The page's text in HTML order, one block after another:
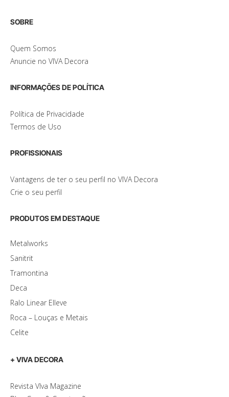
SOBRE
Quem Somos
Anuncie no VIVA Decora
INFORMAÇÕES DE POLÍTICA
Política de Privacidade
Termos de Uso
PROFISSIONAIS
Vantagens de ter o seu perfil no VIVA Decora
Crie o seu perfil
PRODUTOS EM DESTAQUE
Metalworks
Sanitrit
Tramontina
Deca
Ralo Linear Elleve
Roca – Louças e Metais
Celite
+ VIVA DECORA
Revista VIva Magazine